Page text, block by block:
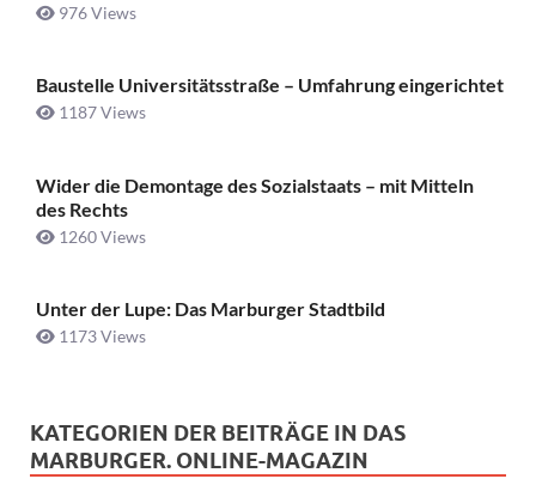
976 Views
Baustelle Universitätsstraße ­– Umfahrung eingerichtet
1187 Views
Wider die Demontage des Sozialstaats – mit Mitteln
des Rechts
1260 Views
Unter der Lupe: Das Marburger Stadtbild
1173 Views
KATEGORIEN DER BEITRÄGE IN DAS
MARBURGER. ONLINE-MAGAZIN